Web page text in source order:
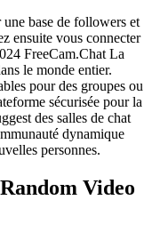
base de followers et
ensuite vous connecter
FreeCam.Chat La
le monde entier.
pour des groupes ou
sécurisée pour la
des salles de chat
dynamique
personnes.
Video